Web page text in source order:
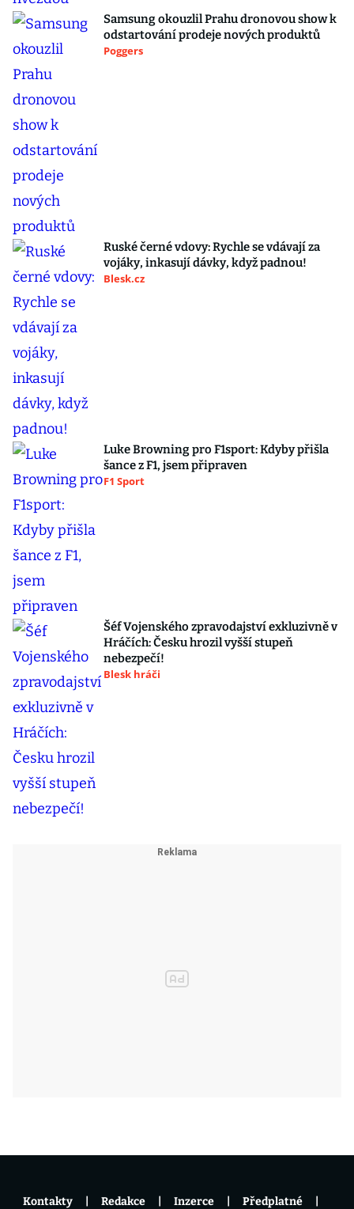
Samsung okouzlil Prahu dronovou show k
odstartování prodeje nových produktů
Poggers
Ruské černé vdovy: Rychle se vdávají za
vojáky, inkasují dávky, když padnou!
Blesk.cz
Luke Browning pro F1sport: Kdyby přišla
šance z F1, jsem připraven
F1 Sport
Šéf Vojenského zpravodajství exkluzivně v
Hráčích: Česku hrozil vyšší stupeň
nebezpečí!
Blesk hráči
Kontakty Redakce Inzerce Předplatné